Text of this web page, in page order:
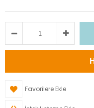
Favorilere Ekle